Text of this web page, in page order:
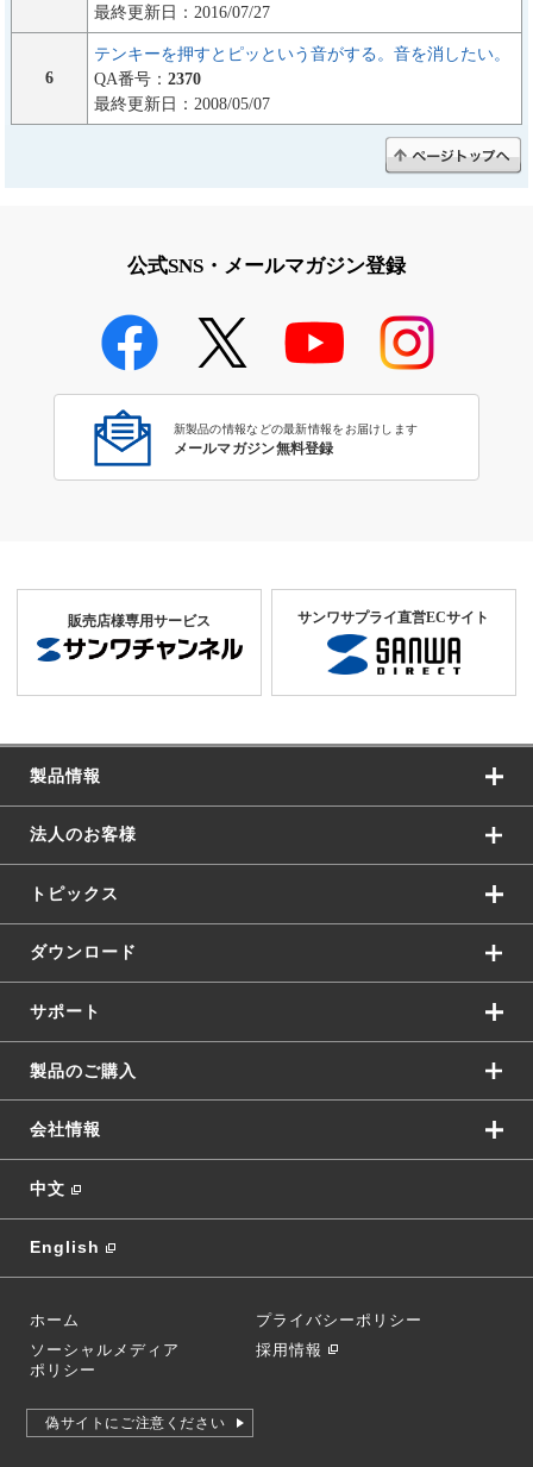
最終更新日：2016/07/27
6
テンキーを押すとピッという音がする。音を消したい。
QA番号： 2370
最終更新日：2008/05/07
公式SNS・メールマガジン登録
新製品の情報などの最新情報をお届けします
メールマガジン無料登録
販売店様専用サービス サンワサプライ直営ECサイト
製品情報
法人のお客様
トピックス
ダウンロード
サポート
製品のご購入
会社情報
中文
English
ホーム
プライバシーポリシー
ソーシャルメディア
ポリシー
採用情報
偽サイトにご注意ください